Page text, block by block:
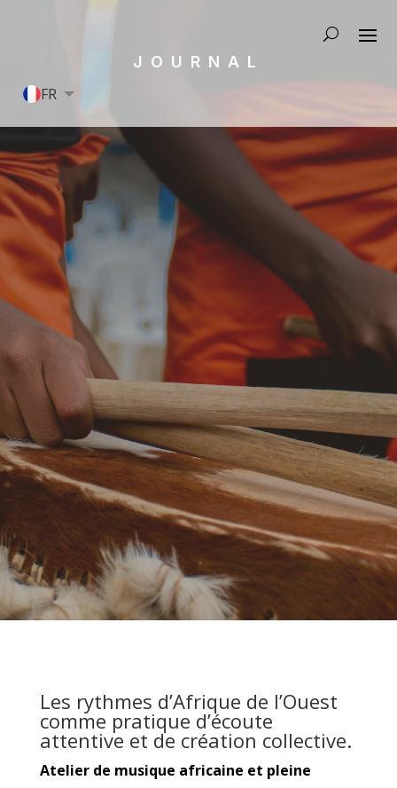
FR
EN
JOURNAL
Les rythmes d’Afrique de l’Ouest
comme pratique d’écoute
attentive et de création collective.
Atelier de musique africaine et pleine